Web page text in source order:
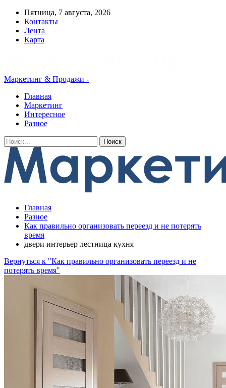
Пятница, 7 августа, 2026
Контакты
Лента
Карта
Маркетинг & Продажи -
Главная
Маркетинг
Интересное
Разное
Главная
Разное
Как правильно организовать переезд и не потерять
время
двери интерьер лестница кухня
Вернуться к "Как правильно организовать переезд и не
потерять время"